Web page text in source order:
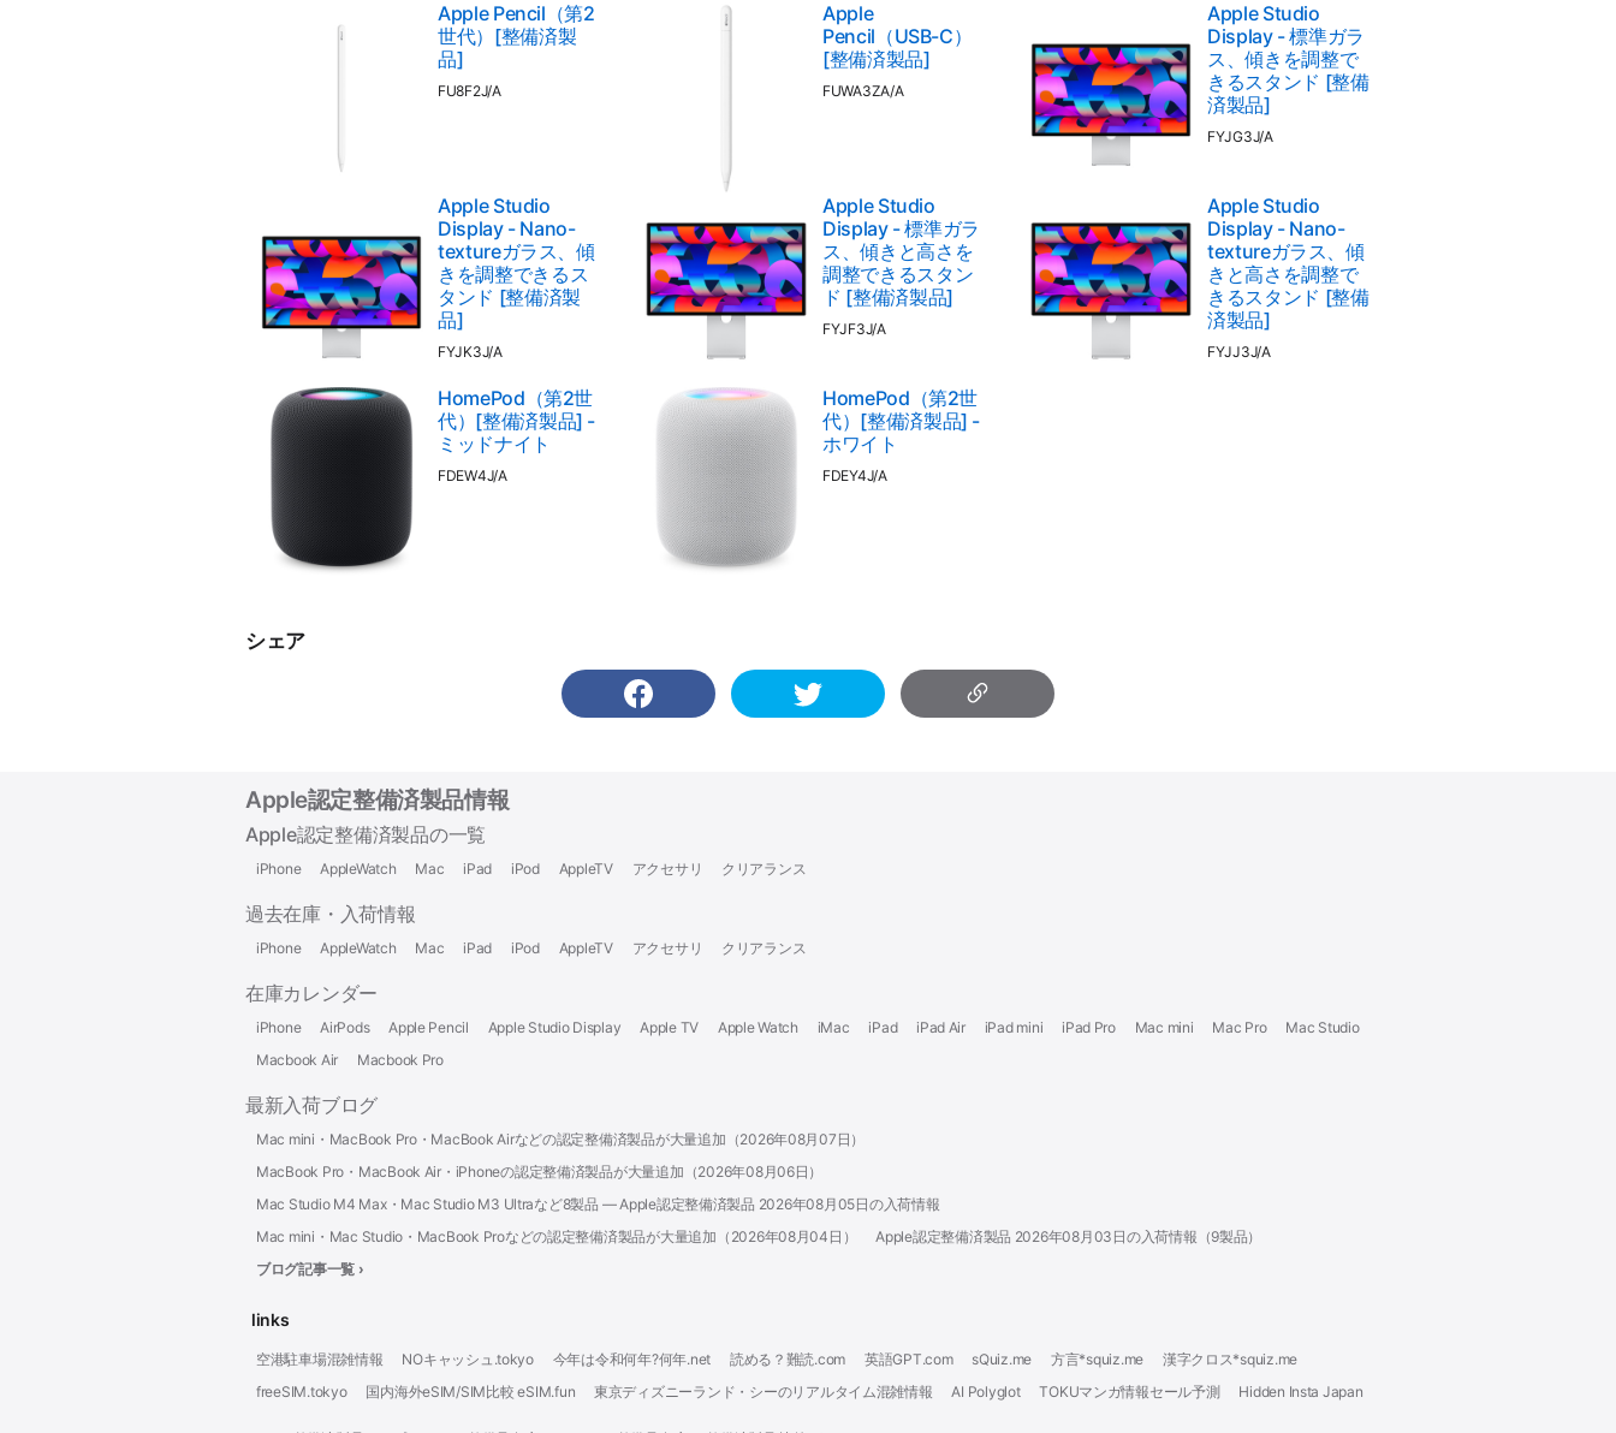
Apple Pencil（第2
世代）[整備済製
品]
FU8F2J/A
Apple
Pencil（USB-C）
[整備済製品]
FUWA3ZA/A
Apple Studio
Display - 標準ガラ
ス、傾きを調整で
きるスタンド [整備
済製品]
FYJG3J/A
Apple Studio
Display - Nano-
textureガラス、傾
きを調整できるス
タンド [整備済製
品]
FYJK3J/A
Apple Studio
Display - 標準ガラ
ス、傾きと高さを
調整できるスタン
ド [整備済製品]
FYJF3J/A
Apple Studio
Display - Nano-
textureガラス、傾
きと高さを調整で
きるスタンド [整備
済製品]
FYJJ3J/A
HomePod（第2世
代）[整備済製品] -
ミッドナイト
FDEW4J/A
HomePod（第2世
代）[整備済製品] -
ホワイト
FDEY4J/A
シェア
Apple認定整備済製品情報
Apple認定整備済製品の一覧
iPhone AppleWatch Mac iPad iPod AppleTV アクセサリ クリアランス
過去在庫・入荷情報
iPhone AppleWatch Mac iPad iPod AppleTV アクセサリ クリアランス
在庫カレンダー
iPhone AirPods Apple Pencil Apple Studio Display Apple TV Apple Watch iMac iPad iPad Air iPad mini iPad Pro Mac mini Mac Pro
Mac Studio
Macbook Air
Macbook Pro
最新入荷ブログ
Mac mini・MacBook Pro・MacBook Airなどの認定整備済製品が大量追加（2026年08月07日）
MacBook Pro・MacBook Air・iPhoneの認定整備済製品が大量追加（2026年08月06日）
Mac Studio M4 Max・Mac Studio M3 Ultraなど8製品 — Apple認定整備済製品 2026年08月05日の入荷情報
Mac mini・Mac Studio・MacBook Proなどの認定整備済製品が大量追加（2026年08月04日）
Apple認定整備済製品 2026年08月03日の入荷情報（9製品）
ブログ記事一覧 ›
links
空港駐車場混雑情報 NOキャッシュ.tokyo 今年は令和何年?何年.net 読める？難読.com 英語GPT.com sQuiz.me 方言*squiz.me
漢字クロス*squiz.me
freeSIM.tokyo
国内海外eSIM/SIM比較 eSIM.fun 東京ディズニーランド・シーのリアルタイム混雑情報 AI Polyglot TOKUマンガ情報セール予測 Hidden Insta Japan